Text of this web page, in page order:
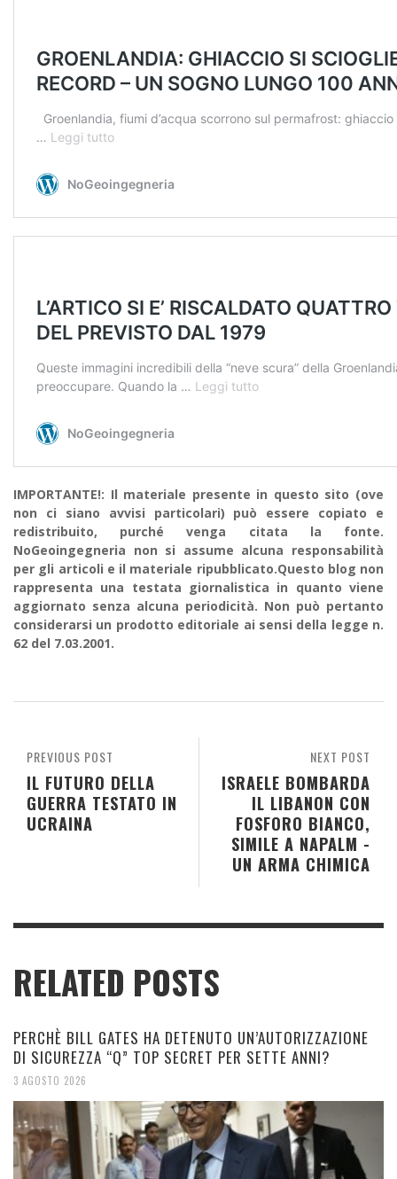
IMPORTANTE!: Il materiale presente in questo sito (ove
non ci siano avvisi particolari) può essere copiato e
redistribuito, purché venga citata la fonte.
NoGeoingegneria non si assume alcuna responsabilità
per gli articoli e il materiale ripubblicato.Questo blog non
rappresenta una testata giornalistica in quanto viene
aggiornato senza alcuna periodicità. Non può pertanto
considerarsi un prodotto editoriale ai sensi della legge n.
62 del 7.03.2001.
NEXT POST
ISRAELE BOMBARDA
IL LIBANON CON
FOSFORO BIANCO,
SIMILE A NAPALM -
UN ARMA CHIMICA
PREVIOUS POST
IL FUTURO DELLA
GUERRA TESTATO IN
UCRAINA
RELATED POSTS
PERCHÈ BILL GATES HA DETENUTO UN’AUTORIZZAZIONE
DI SICUREZZA “Q” TOP SECRET PER SETTE ANNI?
3 AGOSTO 2026